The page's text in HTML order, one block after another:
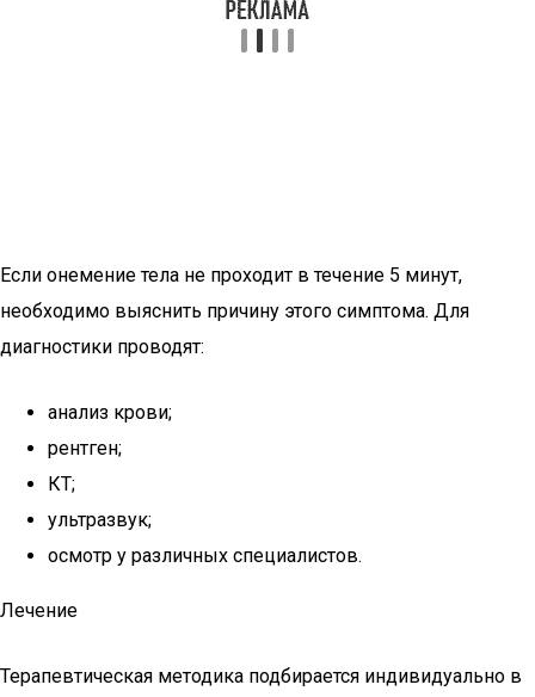
Если онемение тела не проходит в течение 5 минут,
необходимо выяснить причину этого симптома. Для
диагностики проводят:
анализ крови;
рентген;
КТ;
ультразвук;
осмотр у различных специалистов.
Лечение
Терапевтическая методика подбирается индивидуально в